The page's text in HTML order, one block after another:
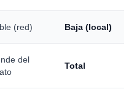
(red) Baja (local)
del
Total